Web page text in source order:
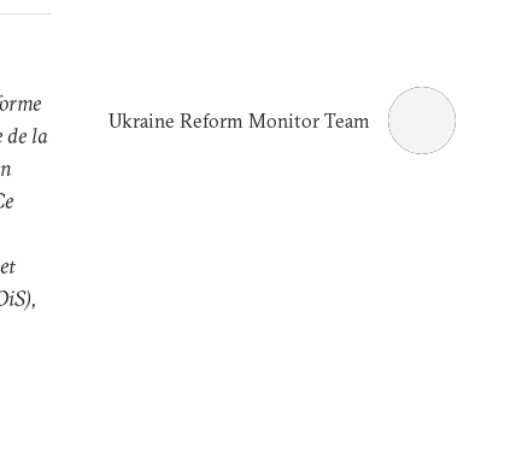
de la
Ukraine Reform Monitor Team